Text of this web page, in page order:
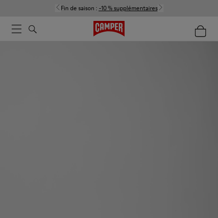
Fin de saison : -10 % supplémentaires